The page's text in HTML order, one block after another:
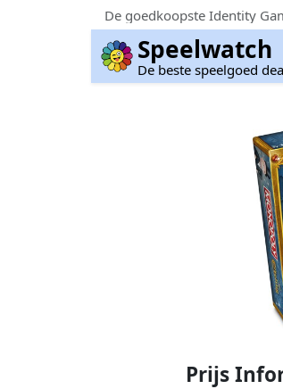
De goedkoopste Identity
Speelwatch
De beste speelgoed
Prijs